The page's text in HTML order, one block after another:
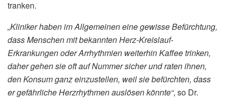
tranken.
„Kliniker haben im Allgemeinen eine gewisse Befürchtung,
dass Menschen mit bekannten Herz-Kreislauf-
Erkrankungen oder Arrhythmien weiterhin Kaffee trinken,
daher gehen sie oft auf Nummer sicher und raten ihnen,
den Konsum ganz einzustellen, weil sie befürchten, dass
er gefährliche Herzrhythmen auslösen könnte“, so Dr.